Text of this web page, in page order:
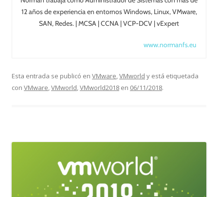
12 años de experiencia en entornos Windows, Linux, VMware,
SAN, Redes. | MCSA | CCNA | VCP-DCV | vExpert
www.normanfs.eu
Esta entrada se publicó en VMware VMworld y está etiquetada
con VMware VMworld VMworld2018 en 06/11/2018.